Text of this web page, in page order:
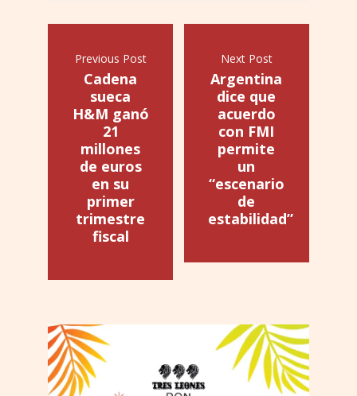
Previous Post
Cadena
sueca
H&M ganó
21
millones
de euros
en su
primer
trimestre
fiscal
Next Post
Argentina
dice que
acuerdo
con FMI
permite
un
“escenario
de
estabilidad”